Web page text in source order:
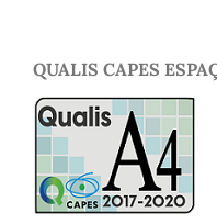
QUALIS CAPES